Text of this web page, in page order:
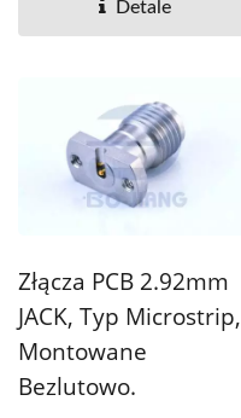
Detale
Złącza PCB 2.92mm
JACK, Typ Microstrip,
Montowane
Bezlutowo.